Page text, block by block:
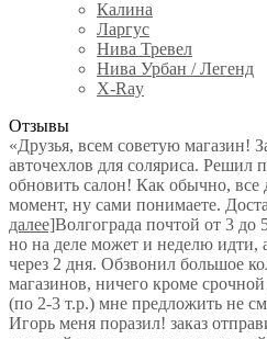
Калина
Ларгус
Нива Тревел
Нива Урбан / Легенд
X-Ray
Отзывы
«Друзья, всем советую магазин!
авточехлов для соляриса. Решил
обновить салон! Как обычно, все
момент, ну сами понимаете.
далее]Волгограда почтой от 3 до
но на деле может и неделю идти,
через 2 дня. Обзвонил большое
магазинов, ничего кроме
(по 2-3 т.р.) мне предложить не
Игорь меня поразил! заказ